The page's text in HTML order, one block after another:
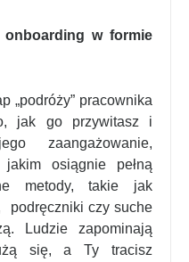
onboarding w formie
„podróży” pracownika
jak go przywitasz i
zaangażowanie,
osiągnie pełną
metody, takie jak
podręczniki czy suche
Ludzie zapominają
się, a Ty tracisz